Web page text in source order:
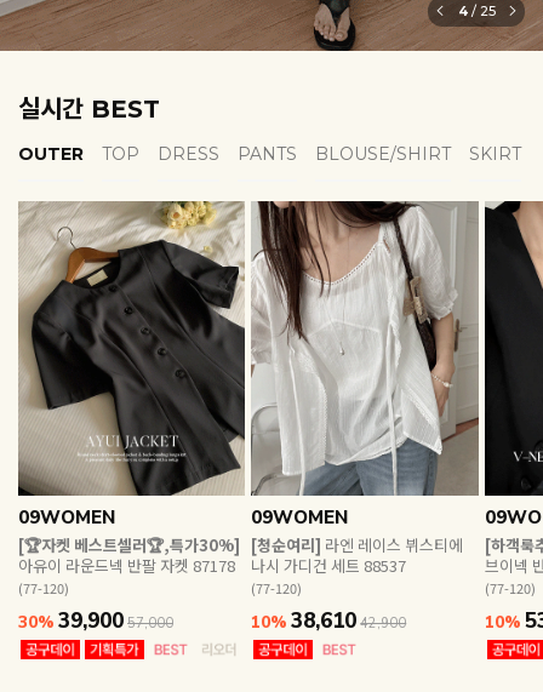
EVERY, SAY
인플루언서 PICK한 지금 꼭 필요한 장마룩!
6/25
실시간 BEST
OUTER TOP DRESS PANTS BLOUSE/SHIRT SKIRT
09WOMEN
[🏆자켓 베스트셀러🏆,특가30%]
아유이 라운드넥 반팔 자켓 87178
(77-120)
30% 39,900 57,000
09WOMEN
[청순여리] 라엔 레이스 뷔스티에
나시 가디건 세트 88537
(77-120)
10% 38,610 42,900
[하객룩
브이넥
(77-120)
10%